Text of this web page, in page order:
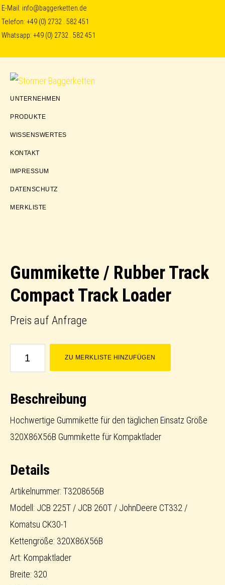
Skip
to
primary
navigation
Skip
to
content
Skip
to
E-Mail: info@baggerketten.de
Telefon:+49 (0) 2732 . 582 451
Whatsapp:+49 (0) 2732 . 582 451
Störmer
UNTERNEHMEN
PRODUKTE
WISSENSWERTES
KONTAKT
IMPRESSUM
DATENSCHUTZ
MERKLISTE
Gummikette / Rubber Track
Compact Track Loader
Preis auf Anfrage
Gummikette
Track
Compact
Track
Menge
ZU MERKLISTE HINZUFÜGEN
Beschreibung
Hochwertige Gummikette für den täglichen Einsatz Größe
320X86X56B Gummikette für Kompaktlader
Details
Artikelnummer: T3208656B
Modell: JCB 225T / JCB 260T / JohnDeere CT332 /
Komatsu CK30-1
Kettengröße: 320X86X56B
Art: Kompaktlader
Breite: 320